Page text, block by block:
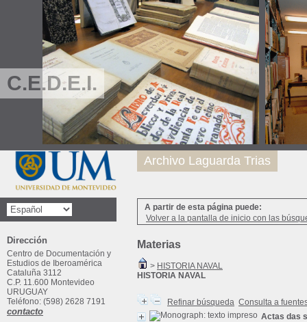
C.E.D.E.I.
A partir de esta página puede:
Volver a la pantalla de inicio con las
Materias
> HISTORIA NAVAL
HISTORIA NAVAL
Refinar búsqueda Consulta a
Actas das
Archivo Laguarda Trias
Dirección
Centro de Documentación y
Estudios de Iberoamérica
Cataluña 3112
C.P. 11.600 Montevideo
URUGUAY
Teléfono: (598) 2628 7191
contacto